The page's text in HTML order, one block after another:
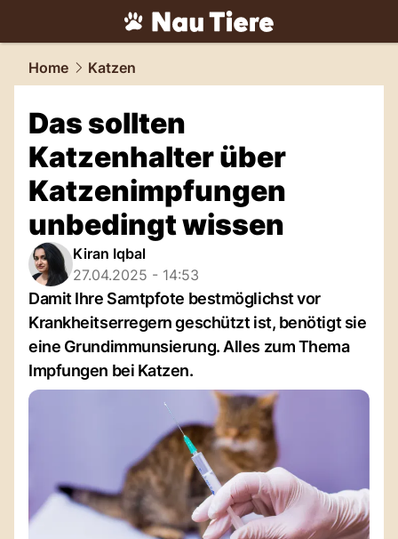
tiere.NAU.ch
Home Katzen
Das sollten
Katzenhalter über
Katzenimpfungen
unbedingt wissen
Kiran Iqbal
27.04.2025 - 14:53
Damit Ihre Samtpfote bestmöglichst vor
Krankheitserregern geschützt ist, benötigt sie
eine Grundimmunsierung. Alles zum Thema
Impfungen bei Katzen.